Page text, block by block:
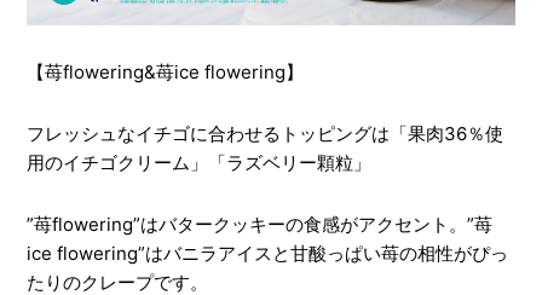
【苺flowering&苺ice flowering】
フレッシュなイチゴに合わせるトッピングは「果肉36％使
用のイチゴクリーム」「ラズベリー顆粒」
”苺flowering”はバタークッキーの食感がアクセント。”苺
ice flowering”はバニラアイスと甘酸っぱい苺の相性がぴっ
たりのクレープです。